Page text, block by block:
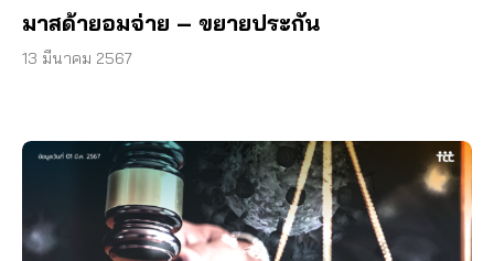
มาสด้ายอมจ่าย – ขยายประกัน
13 มีนาคม 2567